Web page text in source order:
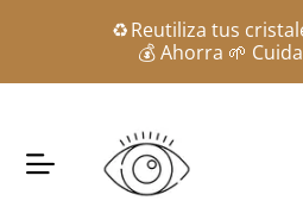
♻️ Reutiliza tus
💰 Ahorra 🌱